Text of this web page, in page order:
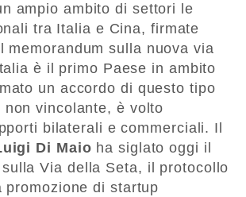
ampio ambito di settori le
tra Italia e Cina, firmate
memorandum sulla nuova via
è il primo Paese in ambito
un accordo di questo tipo
non vincolante, è volto
bilaterali e commerciali. Il
Di Maio ha siglato oggi il
sulla Via della Seta, il protocollo
promozione di startup